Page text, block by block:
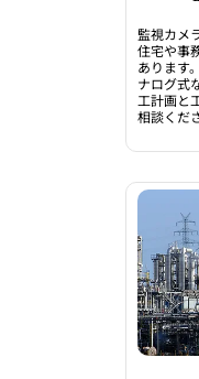
監視カメ
住宅や事
あります
ナログ式
工計画と
相談くだ